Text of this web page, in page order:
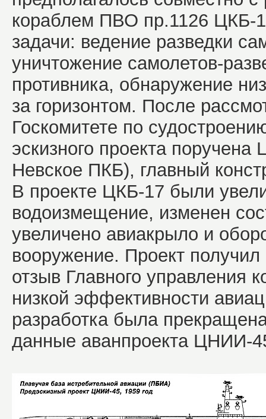
кораблем ПВО пр.1126 ЦКБ-
задачи: ведение разведки
уничтожение самолетов-
противника, обнаружение
за горизонтом. После
Госкомитете по
эскизного проекта
Невское ПКБ), главный
В проекте ЦКБ-17 были
водоизмещение, изменен
увеличено авиакрыло и
вооружение. Проект
отзыв Главного управления
низкой эффективности
разработка была
данные аванпроекта ЦНИИ-